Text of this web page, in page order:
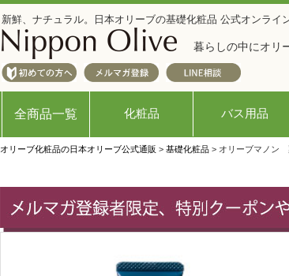
新鮮、ナチュラル。日本オリーブの基礎化粧品 公式オンライ
暮らしの中にオリ
全商品一覧 化粧品 バス用品
オリーブ化粧品の日本オリーブ公式通販 > 基礎化粧品> オリーブマノン